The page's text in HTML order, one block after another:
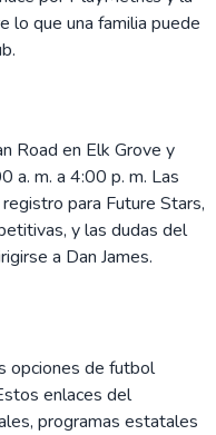
lo que una familia puede
Road en Elk Grove y
a. m. a 4:00 p. m. Las
para Future Stars,
y las dudas del
a Dan James.
opciones de futbol
enlaces del
programas estatales